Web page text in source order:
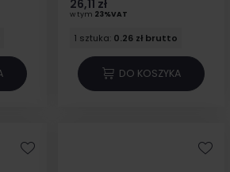
26,11 zł
w tym 23%VAT
1 sztuka: 0.26 zł brutto
DO KOSZYKA